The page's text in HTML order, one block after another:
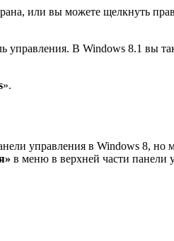
или вы можете щелкнуть
управления. В Windows 8.1 вы
».
управления в Windows 8, но
в меню в верхней части панели